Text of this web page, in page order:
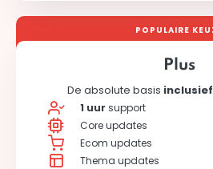
Plus
De absolute basis inclusief
1 uur support
Core updates
Ecom updates
Thema updates